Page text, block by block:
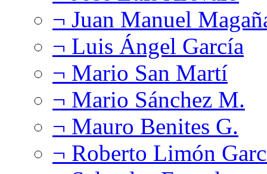
¬ Juan Manuel
¬ Luis Ángel García
¬ Mario San Martí
¬ Mario Sánchez M.
¬ Mauro Benites G.
¬ Roberto Limón